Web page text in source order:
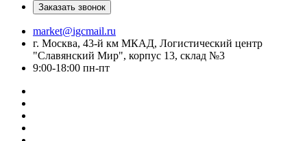
Заказать звонок
market@igcmail.ru
г. Москва, 43-й км МКАД, Логистический центр
"Славянский Мир", корпус 13, склад №3
9:00-18:00 пн-пт